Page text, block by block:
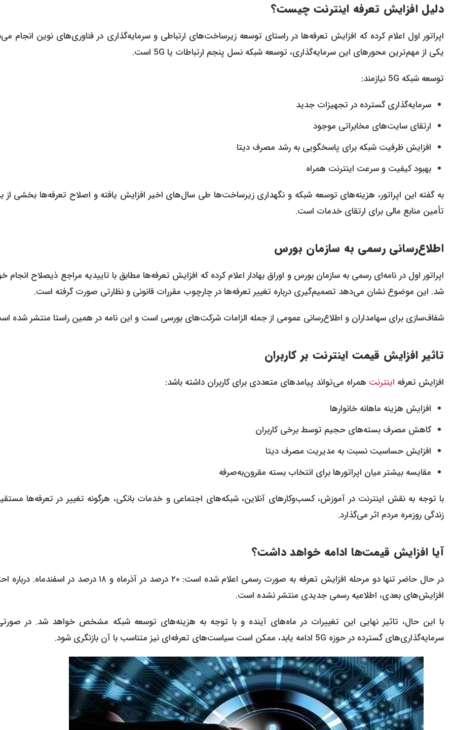
دلیل افزایش تعرفه اینترنت چیست؟
اپراتور اول اعلام کرده که افزایش تعرفه‌ها در راستای توسعه زیرساخت‌های ارتباطی و سرمایه‌گذاری در فناوری‌های نوین انجام
یکی از مهم‌ترین محورهای این سرمایه‌گذاری، توسعه شبکه نسل پنجم ارتباطات یا 5G است.
توسعه شبکه 5G نیازمند:
سرمایه‌گذاری گسترده در تجهیزات جدید
ارتقای سایت‌های مخابراتی موجود
افزایش ظرفیت شبکه برای پاسخگویی به رشد مصرف دیتا
بهبود کیفیت و سرعت اینترنت همراه
به گفته این اپراتور، هزینه‌های توسعه شبکه و نگهداری زیرساخت‌ها طی سال‌های اخیر افزایش یافته و اصلاح تعرفه‌ها بخشی از
تأمین منابع مالی برای ارتقای خدمات است.
اطلاع‌رسانی رسمی به سازمان بورس
اپراتور اول در نامه‌ای رسمی به سازمان بورس و اوراق بهادار اعلام کرده که افزایش تعرفه‌ها مطابق با تاییدیه مراجع ذیصلاح انجام
شد. این موضوع نشان می‌دهد تصمیم‌گیری درباره تغییر تعرفه‌ها در چارچوب مقررات قانونی و نظارتی صورت گرفته است.
شفاف‌سازی برای سهامداران و اطلاع‌رسانی عمومی از جمله الزامات شرکت‌های بورسی است و این نامه در همین راستا منتشر شده
تاثیر افزایش قیمت اینترنت بر کاربران
افزایش تعرفه اینترنت همراه می‌تواند پیامدهای متعددی برای کاربران داشته باشد:
افزایش هزینه ماهانه خانوارها
کاهش مصرف بسته‌های حجیم توسط برخی کاربران
افزایش حساسیت نسبت به مدیریت مصرف دیتا
مقایسه بیشتر میان اپراتورها برای انتخاب بسته مقرون‌به‌صرفه
با توجه به نقش اینترنت در آموزش، کسب‌وکارهای آنلاین، شبکه‌های اجتماعی و خدمات بانکی، هرگونه تغییر در تعرفه‌ها
زندگی روزمره مردم اثر می‌گذارد.
آیا افزایش قیمت‌ها ادامه خواهد داشت؟
در حال حاضر تنها دو مرحله افزایش تعرفه به صورت رسمی اعلام شده است: ۲۰ درصد در آذرماه و ۱۸ درصد در
افزایش‌های بعدی، اطلاعیه رسمی جدیدی منتشر نشده است.
با این حال، تاثیر نهایی این تغییرات در ماه‌های آینده و با توجه به هزینه‌های توسعه شبکه مشخص خواهد شد. در
سرمایه‌گذاری‌های گسترده در حوزه 5G ادامه یابد، ممکن است سیاست‌های تعرفه‌ای نیز متناسب با آن بازنگری شود.